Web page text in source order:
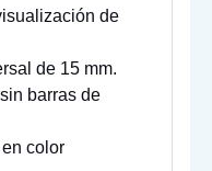
de
de 15 mm.
barras de
color